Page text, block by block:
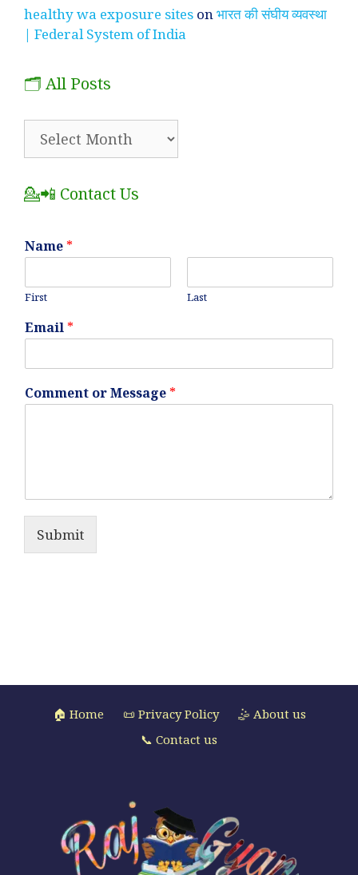
healthy wa exposure sites onभारत की संघीय व्यवस्था
| Federal System of India
🗂️ All Posts
💁📲 Contact Us
Name *
First Last
Email *
Comment or Message *
Submit
🏠 Home 📜 Privacy Policy
🤹 About us
📞 Contact us